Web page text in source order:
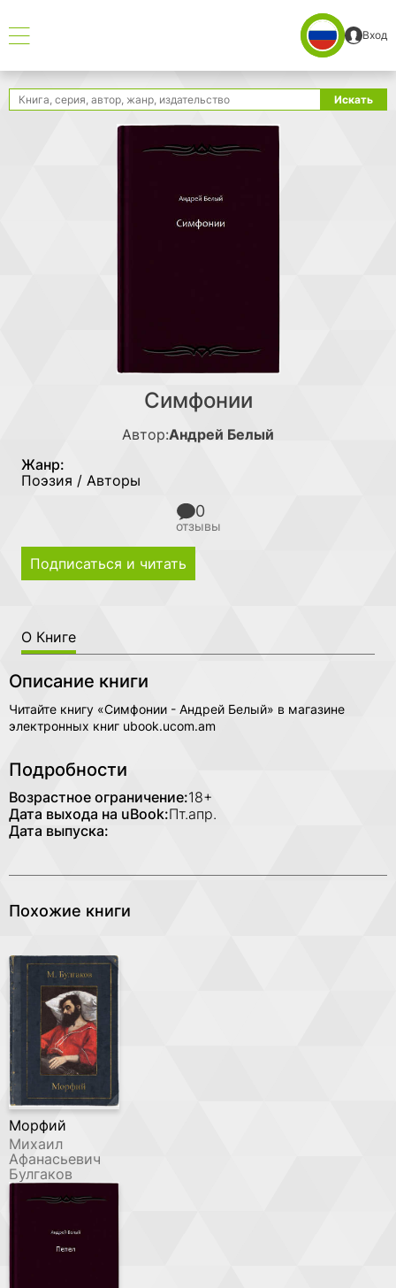
Вход
Поиск Искать
Симфонии
Автор:Андрей Белый
Жанр:
Поэзия / Авторы
0
отзывы
Подписаться и читать
О Книге
Описание книги
Читайте книгу «Симфонии - Андрей Белый» в магазине
электронных книг ubook.ucom.am
Подробности
Возрастное ограничение:18+
Дата выхода на uBook:Пт.апр.
Дата выпуска:
Похожие книги
Морфий
Михаил
Афанасьевич
Булгаков